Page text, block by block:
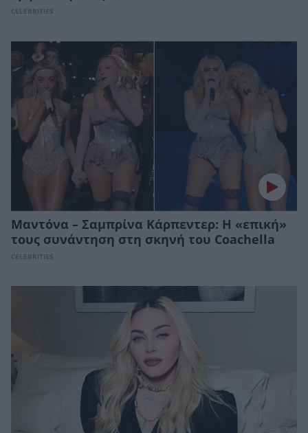
CELEBRITIES
Μαντόνα – Σαμπρίνα Κάρπεντερ: Η «επική»
τους συνάντηση στη σκηνή του Coachella
CELEBRITIES